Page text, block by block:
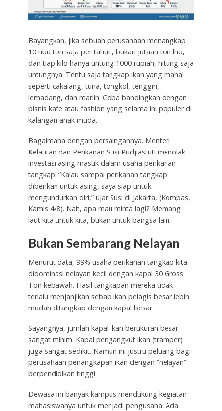
Bayangkan, jika sebuah perusahaan menangkap
10 ribu ton saja per tahun, bukan jutaan ton lho,
dan tiap kilo hanya untung 1000 rupiah, hitung saja
untungnya. Tentu saja tangkap ikan yang mahal
seperti cakalang, tuna, tongkol, tenggiri,
lemadang, dan marlin. Coba bandingkan dengan
bisnis kafe atau fashion yang selama ini populer di
kalangan anak muda.
Bagaimana dengan persaingannya. Menteri
Kelautan dan Perikanan Susi Pudjiastuti menolak
investasi asing masuk dalam usaha perikanan
tangkap. “Kalau sampai perikanan tangkap
diberikan untuk asing, saya siap untuk
mengundurkan diri,” ujar Susi di Jakarta, (Kompas,
Kamis 4/8). Nah, apa mau minta lagi? Memang
laut kita untuk kita, bukan untuk bangsa lain.
Bukan Sembarang Nelayan
Menurut data, 99% usaha perikanan tangkap kita
didominasi nelayan kecil dengan kapal 30 Gross
Ton kebawah. Hasil tangkapan mereka tidak
terlalu menjanjikan sebab ikan pelagis besar lebih
mudah ditangkap dengan kapal besar.
Sayangnya, jumlah kapal ikan berukuran besar
sangat minim. Kapal pengangkut ikan (tramper)
juga sangat sedikit. Namun ini justru peluang bagi
perusahaan penangkapan ikan dengan “nelayan”
berpendidikan tinggi.
Dewasa ini banyak kampus mendukung kegiatan
mahasiswanya untuk menjadi pengusaha. Ada